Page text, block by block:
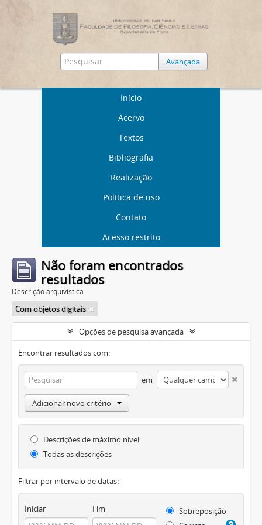
Avançada
Início
Acervo
Textos
Bibliografia
Realização
Política de uso
Contato
Acesso restrito
Não foram encontrados
resultados
Descrição arquivística
Com objetos digitais
Opções de pesquisa avançada
Encontrar resultados com:
em
Adicionar novo critério
Descrições de máximo nível
Todas as descrições
Filtrar por intervalo de datas:
Iniciar Fim
Sobreposição